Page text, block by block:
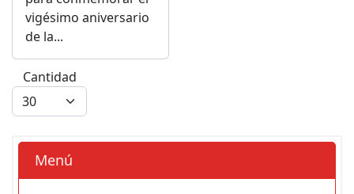
vigésimo aniversario
de la...
Cantidad
Menú